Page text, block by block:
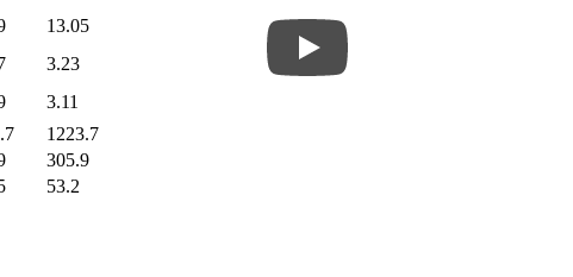
13.05
3.23
3.11
1223.7
305.9
53.2